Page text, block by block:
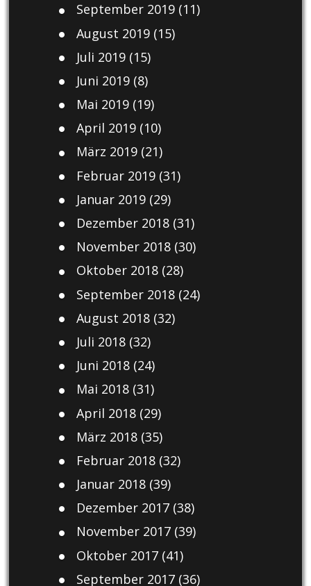
September 2019(11)
August 2019(15)
Juli 2019(15)
Juni 2019(8)
Mai 2019(19)
April 2019(10)
März 2019(21)
Februar 2019(31)
Januar 2019(29)
Dezember 2018(31)
November 2018(30)
Oktober 2018(28)
September 2018(24)
August 2018(32)
Juli 2018(32)
Juni 2018(24)
Mai 2018(31)
April 2018(29)
März 2018(35)
Februar 2018(32)
Januar 2018(39)
Dezember 2017(38)
November 2017(39)
Oktober 2017(41)
September 2017(36)